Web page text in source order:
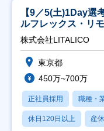
【9／5(土)1Day選
ルフレックス・リ
株式会社LITALICO
東京都
450万~700万
正社員採用 職種・
休日120日以上 産